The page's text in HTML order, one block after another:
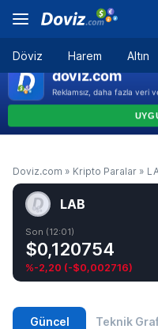
Döviz Harem Altın
Doviz.com » Kripto Paralar »
LAB
Son (12:01)
$0,120754
%-2,20 (-$0,002716)
Güncel Teknik